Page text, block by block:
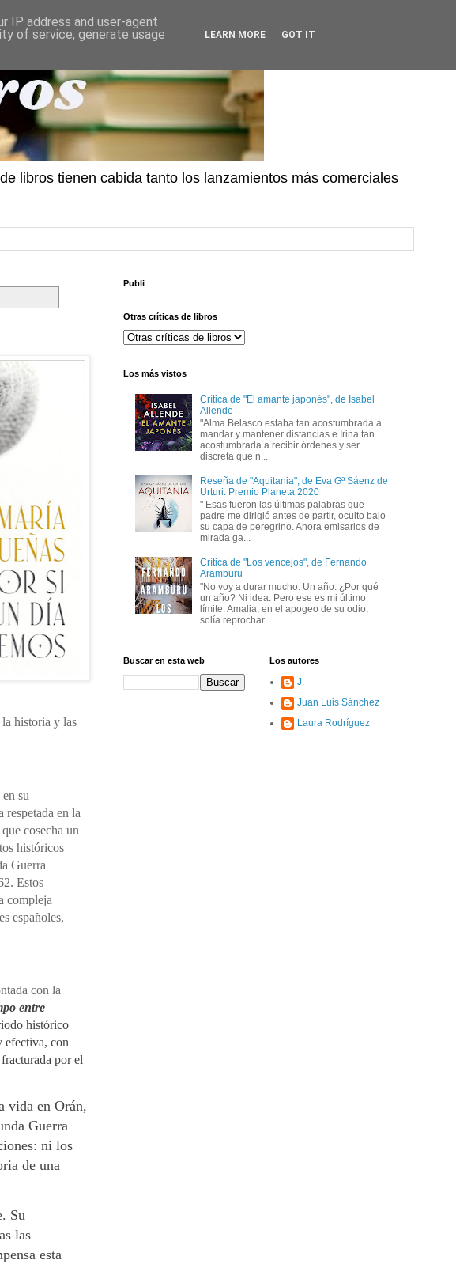
libros tienen cabida tanto los lanzamientos más comerciales
historia y las
su
respetada en la
cosecha un
históricos
Guerra
Estos
compleja
españoles,
con la
entre
histórico
efectiva, con
por el
vida en Orán,
Guerra
ni los
de una
Su
las
esta
Publi
Otras críticas de libros
Los más vistos
Crítica de "El amante japonés", de Isabel
Allende
"Alma Belasco estaba tan acostumbrada a
mandar y mantener distancias e Irina tan
acostumbrada a recibir órdenes y ser
discreta que n...
Reseña de "Aquitania", de Eva Gª Sáenz de
Urturi. Premio Planeta 2020
" Esas fueron las últimas palabras que
padre me dirigió antes de partir, oculto bajo
su capa de peregrino. Ahora emisarios de
mirada ga...
Crítica de "Los vencejos", de Fernando
Aramburu
"No voy a durar mucho. Un año. ¿Por qué
un año? Ni idea. Pero ese es mi último
límite. Amalia, en el apogeo de su odio,
solía reprochar...
Buscar en esta web Los autores
J.
Juan Luis Sánchez
Laura Rodríguez
IP address and user-agent
of service, generate usage
LEARN MORE GOT IT